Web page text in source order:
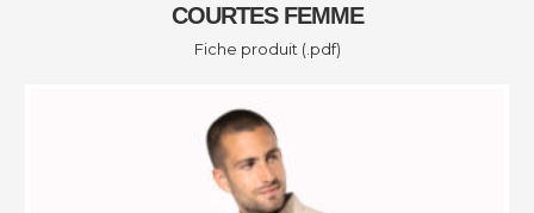
COURTES FEMME
Fiche produit (.pdf)